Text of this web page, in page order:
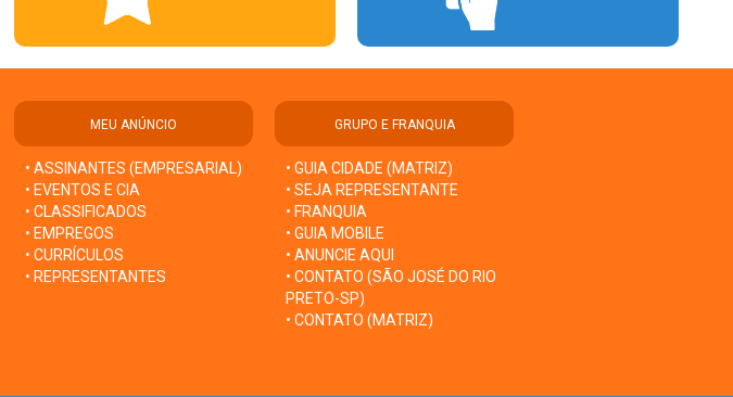
MEU ANÚNCIO
• ASSINANTES (EMPRESARIAL)
• EVENTOS E CIA
• CLASSIFICADOS
• EMPREGOS
• CURRÍCULOS
• REPRESENTANTES
GRUPO E FRANQUIA
• GUIA CIDADE (MATRIZ)
• SEJA REPRESENTANTE
• FRANQUIA
• GUIA MOBILE
• ANUNCIE AQUI
• CONTATO (SÃO JOSÉ DO RIO
PRETO-SP)
• CONTATO (MATRIZ)